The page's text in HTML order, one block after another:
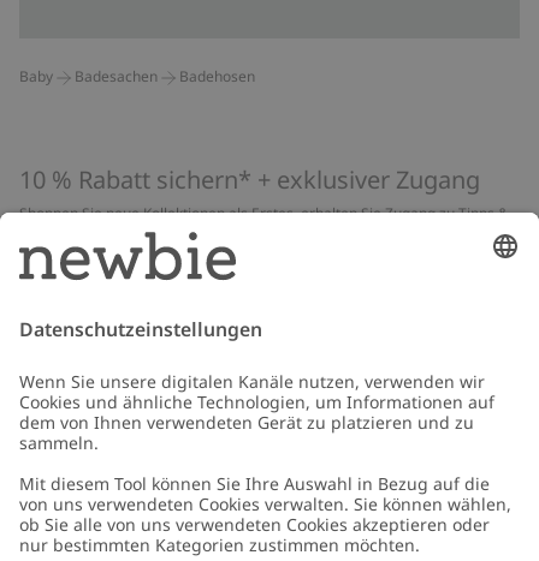
Baby Badesachen Badehosen
10 % Rabatt sichern* + exklusiver Zugang
Shoppen Sie neue Kollektionen als Erstes, erhalten Sie Zugang zu Tipps &
Guides und profitieren Sie von exklusiven Angeboten
*Gilt nur für deine erste Bestellung und ist nicht mit anderen Rabatten
oder Angeboten kombinierbar. Gilt nicht für limitierte Artikel. Lies unsere
Schicken